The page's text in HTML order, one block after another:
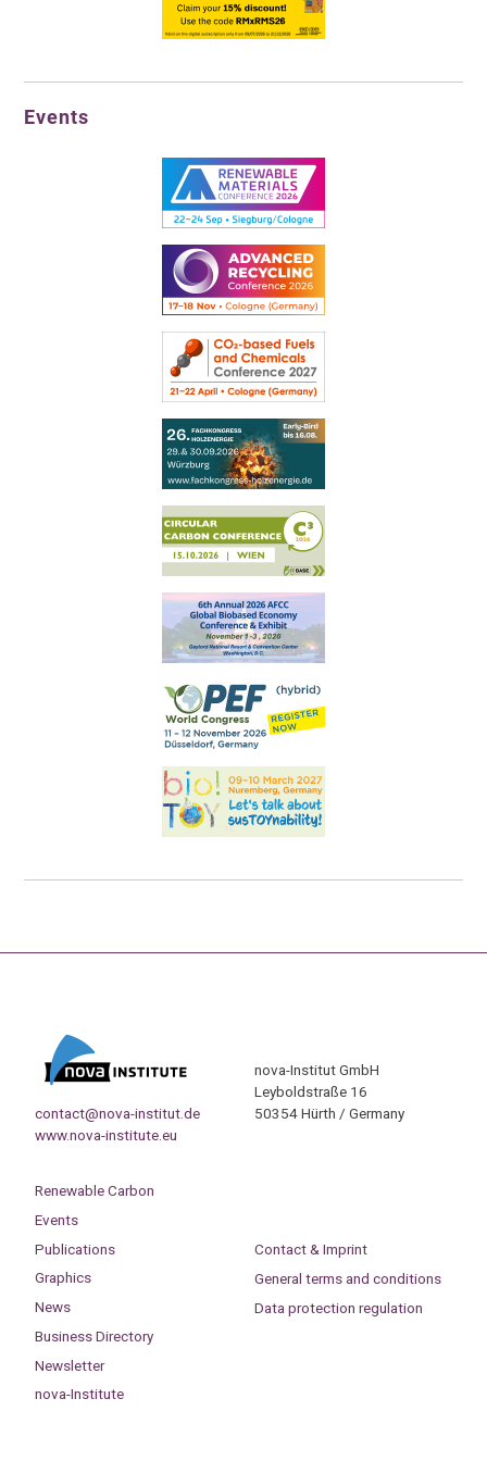
Events
contact@nova-institut.de
www.nova-institute.eu
nova-Institut GmbH
Leyboldstraße 16
50354 Hürth / Germany
Renewable Carbon
Events
Publications
Graphics
News
Business Directory
Newsletter
nova-Institute
Contact & Imprint
General terms and conditions
Data protection regulation